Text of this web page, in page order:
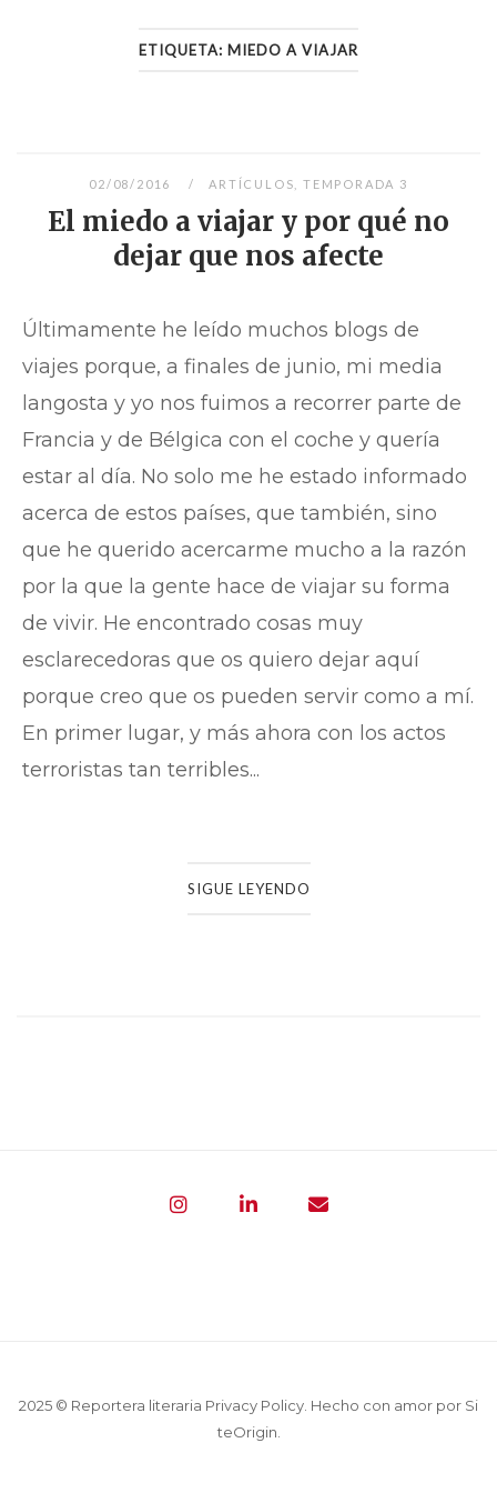
ETIQUETA: MIEDO A VIAJAR
02/08/2016 ARTÍCULOS TEMPORADA 3
El miedo a viajar y por qué no
dejar que nos afecte
Últimamente he leído muchos blogs de
viajes porque, a finales de junio, mi media
langosta y yo nos fuimos a recorrer parte de
Francia y de Bélgica con el coche y quería
estar al día. No solo me he estado informado
acerca de estos países, que también, sino
que he querido acercarme mucho a la razón
por la que la gente hace de viajar su forma
de vivir. He encontrado cosas muy
esclarecedoras que os quiero dejar aquí
porque creo que os pueden servir como a mí.
En primer lugar, y más ahora con los actos
terroristas tan terribles...
SIGUE LEYENDO
2025 © Reportera literaria Privacy Policy. Hecho con amor por Si
teOrigin.